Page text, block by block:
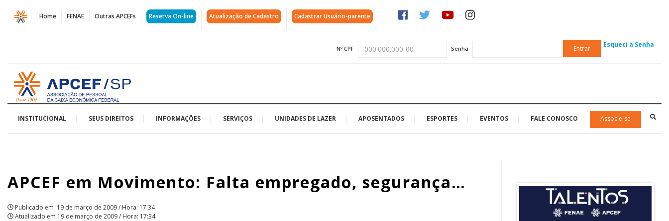
Página
APCEF
Movimento:
Falta
empregado,
segurança...
Home FENAE Outras APCEFs Reserva On-line Atualização de Cadastro Cadastrar Usuário-parente
Nº CPF Senha Entrar Esqueci a Senha
Acessar
página
inicial
INSTITUCIONAL SEUS DIREITOS INFORMAÇÕES SERVIÇOS UNIDADES DE LAZER APOSENTADOS ESPORTES EVENTOS FALE CONOSCO Associe-se
APCEF em Movimento: Falta empregado, segurança…
Publicado em 19 de março de 2009 / Hora: 17:34
Atualizado em 19 de março de 2009 / Hora: 17:34